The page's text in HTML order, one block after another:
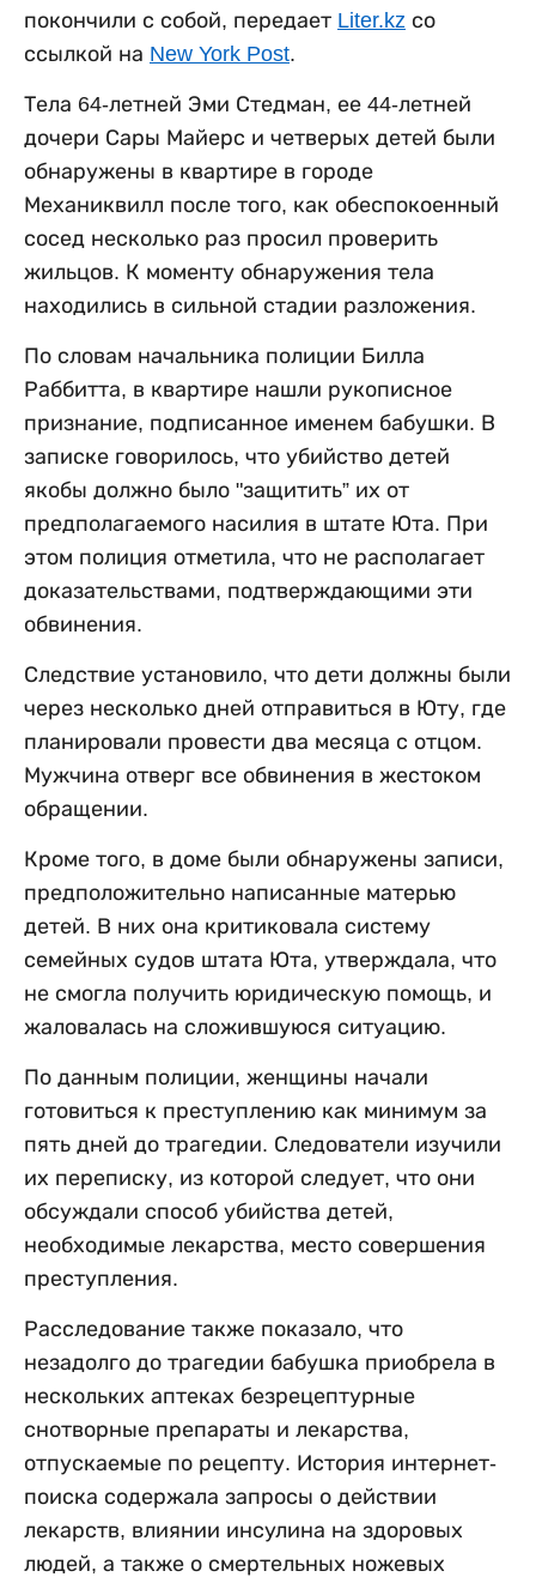
покончили с собой, передает Liter.kz со
ссылкой на New York Post.
Тела 64-летней Эми Стедман, ее 44-летней
дочери Сары Майерс и четверых детей были
обнаружены в квартире в городе
Механиквилл после того, как обеспокоенный
сосед несколько раз просил проверить
жильцов. К моменту обнаружения тела
находились в сильной стадии разложения.
По словам начальника полиции Билла
Раббитта, в квартире нашли рукописное
признание, подписанное именем бабушки. В
записке говорилось, что убийство детей
якобы должно было "защитить” их от
предполагаемого насилия в штате Юта. При
этом полиция отметила, что не располагает
доказательствами, подтверждающими эти
обвинения.
Следствие установило, что дети должны были
через несколько дней отправиться в Юту, где
планировали провести два месяца с отцом.
Мужчина отверг все обвинения в жестоком
обращении.
Кроме того, в доме были обнаружены записи,
предположительно написанные матерью
детей. В них она критиковала систему
семейных судов штата Юта, утверждала, что
не смогла получить юридическую помощь, и
жаловалась на сложившуюся ситуацию.
По данным полиции, женщины начали
готовиться к преступлению как минимум за
пять дней до трагедии. Следователи изучили
их переписку, из которой следует, что они
обсуждали способ убийства детей,
необходимые лекарства, место совершения
преступления.
Расследование также показало, что
незадолго до трагедии бабушка приобрела в
нескольких аптеках безрецептурные
снотворные препараты и лекарства,
отпускаемые по рецепту. История интернет-
поиска содержала запросы о действии
лекарств, влиянии инсулина на здоровых
людей, а также о смертельных ножевых